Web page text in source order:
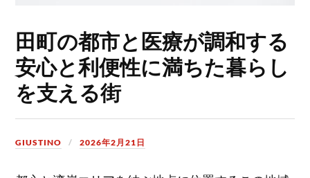
田町の都市と医療が調和する
安心と利便性に満ちた暮らし
を支える街
GIUSTINO 2026年2月21日